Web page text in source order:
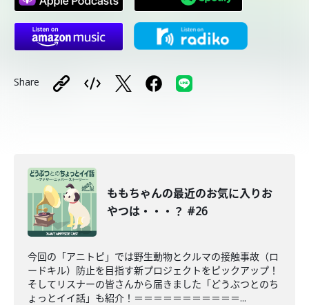
Share
ももちゃんの最近のお気に入りお
やつは・・・？ #26
今回の「アニトピ」では野生動物とクルマの接触事故（ロ
ードキル）防止を目指す新プロジェクトをピックアップ！
そしてリスナーの皆さんから届きました「どうぶつとのち
ょっとイイ話」も紹介！＝＝＝＝＝＝＝＝＝＝＝...